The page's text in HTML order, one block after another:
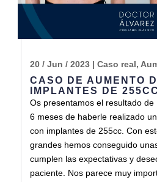
CASO DE AUMENTO
IMPLANTES DE 255CC
20 / Jun / 2023| Caso real,
Os presentamos el resultado
6 meses de haberle realizado
con implantes de 255cc. Con
grandes hemos conseguido
cumplen las expectativas y
paciente. Nos parece muy